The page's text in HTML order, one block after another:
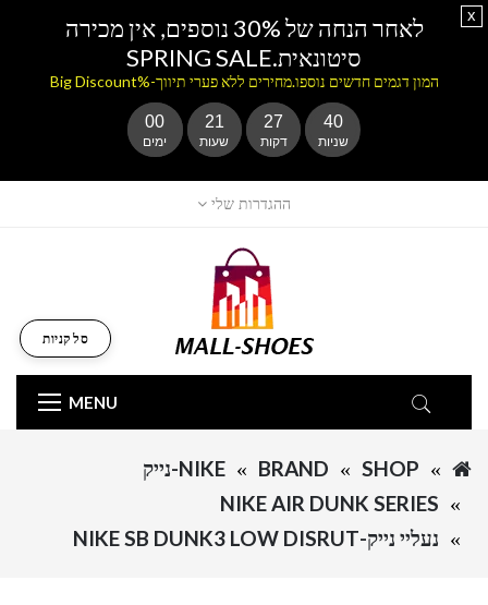
ההגדרות שלי
MENU
סל קניות
SHOP
BRAND
NIKE-נייק
NIKE AIR DUNK SERIES
נעליי נייק-NIKE SB DUNK3 LOW DISRUT
לאחר הנחה של 30% נוספים, אין מכירה
סיטונאית.SPRING SALE
המון דגמים חדשים נוספו.מחירים ללא פערי תיווך-%Big Discount
00
ימים
21
שעות
27
דקות
40
שניות
x